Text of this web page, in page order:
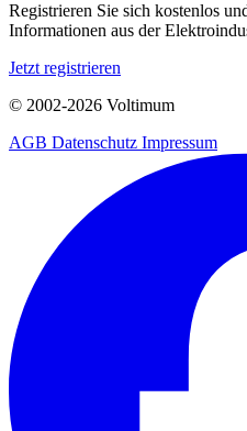
Registrieren Sie sich kostenlos
Informationen aus der
Jetzt registrieren
© 2002-2026 Voltimum
AGB Datenschutz Impressum